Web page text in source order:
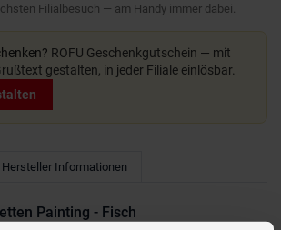
Filialbesuch — am Handy immer dabei.
ROFU Geschenkgutschein — mit
gestalten, in jeder Filiale einlösbar.
Hersteller Informationen
Painting - Fisch